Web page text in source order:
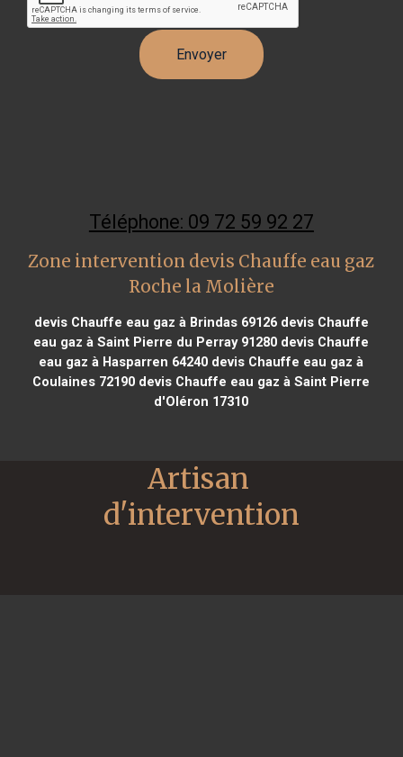
Téléphone: 09 72 59 92 27
Zone intervention devis Chauffe eau gaz
Roche la Molière
devis Chauffe eau gaz à Brindas 69126devis Chauffe
eau gaz à Saint Pierre du Perray 91280 devis Chauffe
eau gaz à Hasparren 64240 devis Chauffe eau gaz à
Coulaines 72190 devis Chauffe eau gaz à Saint Pierre
d'Oléron 17310
Artisan
d'intervention